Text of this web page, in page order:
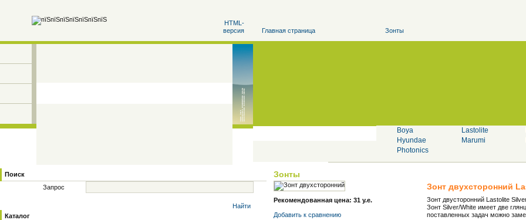
HTML-
версия
Главная страница Зонты
Boya
Hyundae
Photonics
Lastolite
Marumi
Поиск
Запрос
Найти
Каталог
Зонты
Рекомендованная цена: 31 у.е.
Добавить к cравнению
Зонт двухсторонний
Зонт двусторонний Lastolite
Зонт Silver/White имеет две
поставленных задач можно